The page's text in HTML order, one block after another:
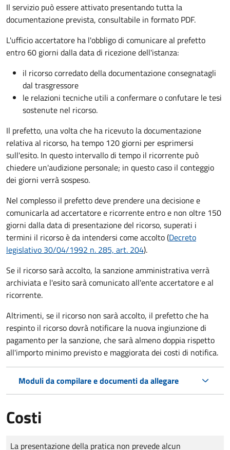
Il servizio può essere attivato presentando tutta la
documentazione prevista, consultabile in formato PDF.
L'ufficio accertatore ha l'obbligo di comunicare al prefetto
entro 60 giorni dalla data di ricezione dell'istanza:
il ricorso corredato della documentazione consegnatagli
dal trasgressore
le relazioni tecniche utili a confermare o confutare le tesi
sostenute nel ricorso.
Il prefetto, una volta che ha ricevuto la documentazione
relativa al ricorso, ha tempo 120 giorni per esprimersi
sull'esito. In questo intervallo di tempo il ricorrente può
chiedere un'audizione personale; in questo caso il conteggio
dei giorni verrà sospeso.
Nel complesso il prefetto deve prendere una decisione e
comunicarla ad accertatore e ricorrente entro e non oltre 150
giorni dalla data di presentazione del ricorso, superati i
termini il ricorso è da intendersi come accolto (Decreto
legislativo 30/04/1992 n. 285, art. 204).
Se il ricorso sarà accolto, la sanzione amministrativa verrà
archiviata e l'esito sarà comunicato all'ente accertatore e al
ricorrente.
Altrimenti, se il ricorso non sarà accolto, il prefetto che ha
respinto il ricorso dovrà notificare la nuova ingiunzione di
pagamento per la sanzione, che sarà almeno doppia rispetto
all'importo minimo previsto e maggiorata dei costi di notifica.
Moduli da compilare e documenti da allegare
Costi
Tipo di pagamento
Importo
La presentazione della pratica non prevede alcun